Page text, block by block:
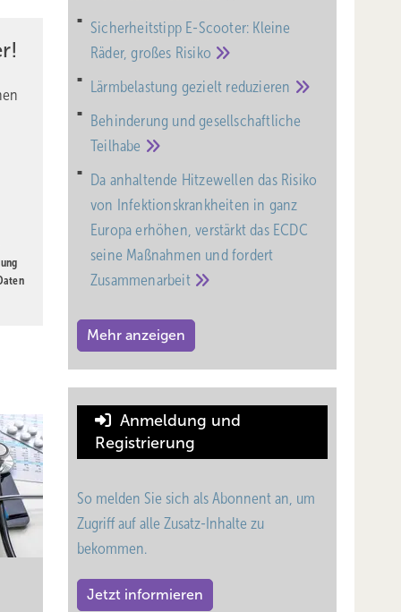
Sicherheitstipp E-Scooter: Kleine
Räder, großes Risiko
Lärmbelastung gezielt reduzieren
Behinderung und gesell­schaft­liche
Teil­habe
Da anhaltende Hitzewellen das Risiko
von Infektionskrankheiten in ganz
Europa erhöhen, verstärkt das ECDC
seine Maßnahmen und fordert
Zusammenarbeit
Mehr anzeigen
Anmeldung und
Registrierung
So melden Sie sich als Abonnent an, um
Zugriff auf alle Zusatz-Inhalte zu
bekommen.
Jetzt informieren